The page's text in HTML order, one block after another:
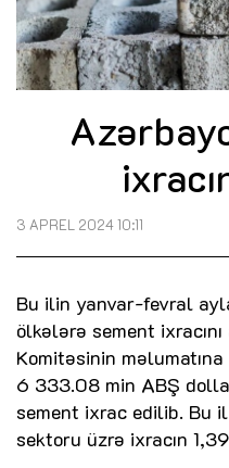
3 APREL 2024 10:11
Bu ilin yanvar-fevral
ölkələrə sement
Komitəsinin
6 333.08 min ABŞ
sement ixrac edilib. Bu
sektoru üzrə ixracın